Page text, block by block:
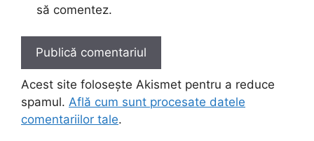
să comentez.
Acest site folosește Akismet pentru a reduce
spamul. Află cum sunt procesate datele
comentariilor tale.